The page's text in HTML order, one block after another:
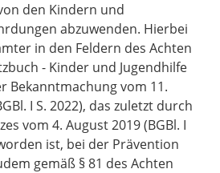
den Kindern und
abzuwenden. Hierbei
in den Feldern des Achten
- Kinder und Jugendhilfe
Bekanntmachung vom 11.
I S. 2022), das zuletzt durch
vom 4. August 2019 (BGBl. I
ist, bei der Prävention
gemäß § 81 des Achten